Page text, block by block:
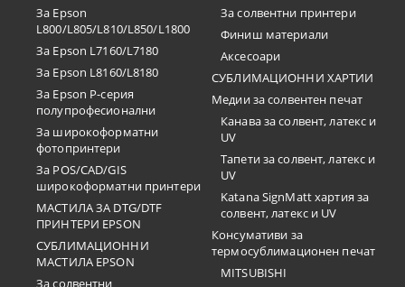
За Epson
L800/L805/L810/L850/L1800
За Epson L7160/L7180
За Epson L8160/L8180
За Epson P-серия
полупрофесионални
За широкоформатни
фотопринтери
За POS/CAD/GIS
широкоформатни принтери
МАСТИЛА ЗА DTG/DTF
ПРИНТЕРИ EPSON
СУБЛИМАЦИОННИ
МАСТИЛА EPSON
За солвентни
За солвентни принтери
Финиш материали
Аксесоари
СУБЛИМАЦИОННИ ХАРТИИ
Медии за солвентен печат
Канава за солвент, латекс и
UV
Тапети за солвент, латекс и
UV
Katana SignMatt хартия за
солвент, латекс и UV
Консумативи за
термосублимационен печат
MITSUBISHI